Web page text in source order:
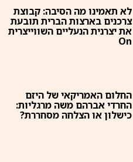
לא תאמינו מה הסיבה: קבוצת
צרכנים בארצות הברית תובעת
את יצרנית הנעליים השווייצרית
On
החלום האמריקאי של היזם
החרדי אברהם משה מרגליות:
כישלון או הצלחה מסחררת?